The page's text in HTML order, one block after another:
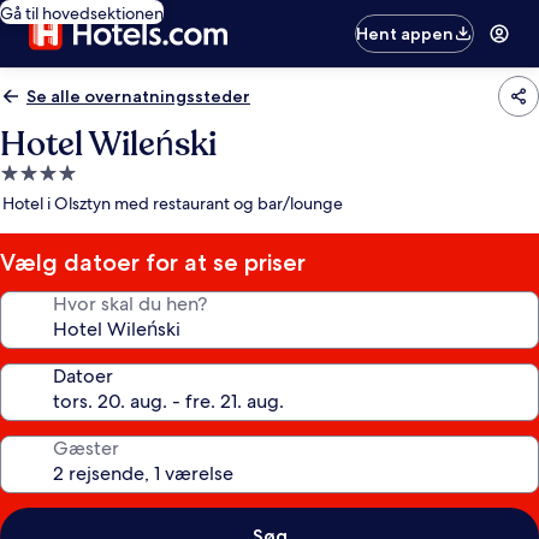
Gå til hovedsektionen
Hent appen
Se alle overnatningssteder
Hotel Wileński
4.0-
stjernet
Hotel i Olsztyn med restaurant og bar/lounge
Vælg datoer for at se priser
Hvor skal du hen?
Datoer
Gæster